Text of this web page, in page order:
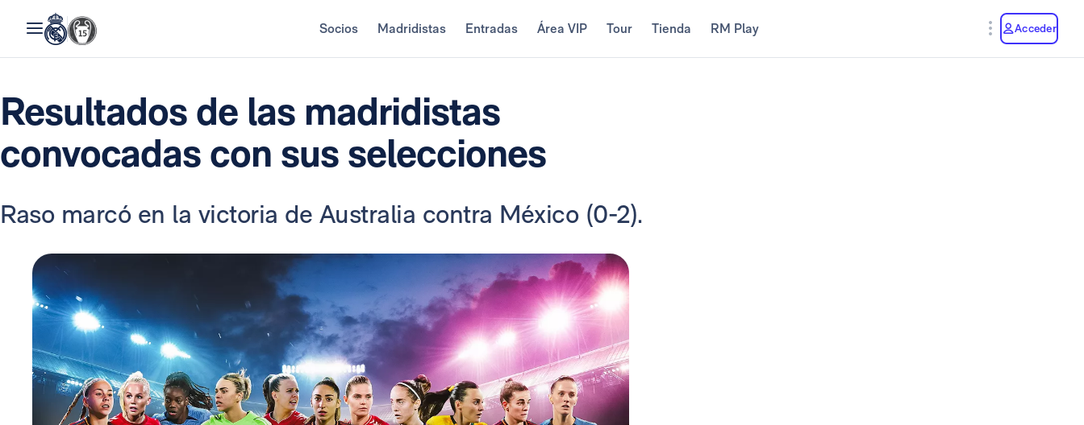
Socios Madridistas Entradas Área VIP Tour Tienda RM Play Acceder
Resultados de las madridistas
convocadas con sus selecciones
Raso marcó en la victoria de Australia contra México (0-2).